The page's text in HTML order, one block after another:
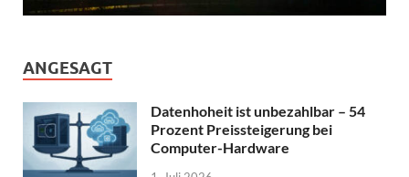
ANGESAGT
Datenhoheit ist unbezahlbar – 54
Prozent Preissteigerung bei
Computer-Hardware